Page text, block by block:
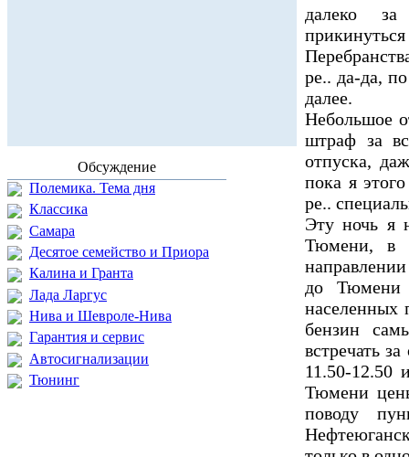
Обсуждение
Полемика. Тема дня
Классика
Самара
Десятое семейство и Приора
Калина и Гранта
Лада Ларгус
Нива и Шевроле-Нива
Гарантия и сервис
Автосигнализации
Тюнинг
далеко
ре.. да-да,
далее.
Небольшое
штраф за
отпуска,
пока я
ре..
Эту ночь я
Тюмени, в
до Тюмени
населенных
бензин
встречать
11.50-12.50
Тюмени
поводу